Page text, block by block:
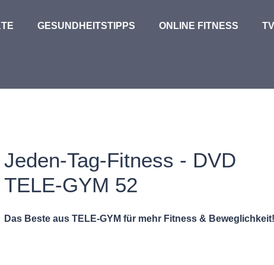
GESUNDHEITSTIPPS ONLINE FITNESS
Jeden-Tag-Fitness - DVD
TELE-GYM 52
Das Beste aus TELE-GYM für mehr Fitness & Beweglichkeit!